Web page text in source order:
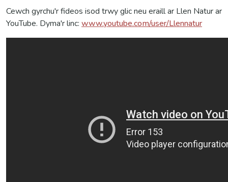
Cewch gyrchu'r fideos isod trwy glic neu eraill ar Llen Natur ar
YouTube. Dyma'r linc: www.youtube.com/user/Llennatur